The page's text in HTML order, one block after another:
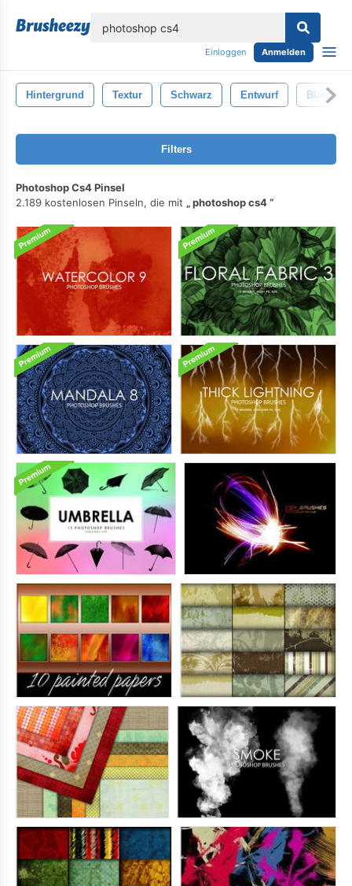
Einloggen Anmelden
Hintergrund Textur Schwarz Entwurf Blau
Filters
Photoshop Cs4 Pinsel
2.189 kostenlosen Pinseln, die mit
photoshop cs4